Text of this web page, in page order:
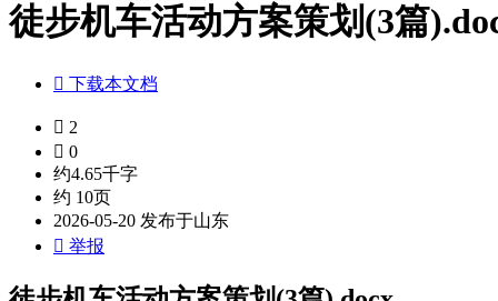
徒步机车活动方案策划(3篇
 下载本文档
 2
 0
约4.65千字
约 10页
2026-05-20 发布于山东
 举报